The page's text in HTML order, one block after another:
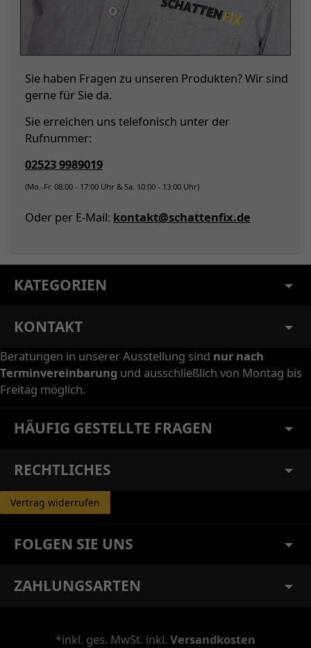
Sie haben Fragen zu unseren Produkten? Wir sind
gerne für Sie da.
Sie erreichen uns telefonisch unter der
Rufnummer:
02523 9989019
(Mo.-Fr. 08:00 - 17:00 Uhr & Sa. 10:00 - 13:00 Uhr)
Oder per E-Mail: kontakt@schattenfix.de
KATEGORIEN
KONTAKT
Beratungen in unserer Ausstellung sind nur nach
Terminvereinbarung und ausschließlich von Montag bis
Freitag möglich.
HÄUFIG GESTELLTE FRAGEN
RECHTLICHES
Vertrag widerrufen
FOLGEN SIE UNS
ZAHLUNGSARTEN
*inkl. ges. MwSt. inkl. Versandkosten